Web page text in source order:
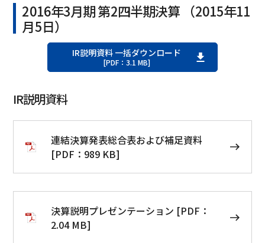
2016年3月期 第2四半期決算 （2015年11
月5日）
IR説明資料 一括ダウンロード
[PDF：3.1 MB]
IR説明資料
連結決算発表総合表および補足資料
[PDF：989 KB]
決算説明プレゼンテーション [PDF：
2.04 MB]